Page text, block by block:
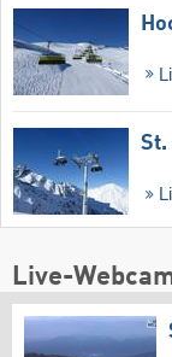
St.
Live-